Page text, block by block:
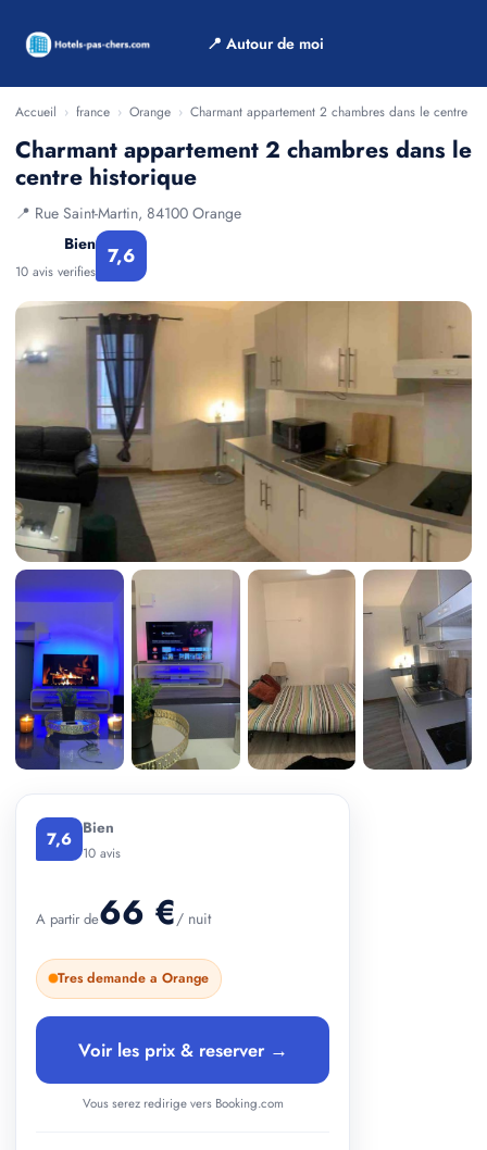
📍 Autour de moi
Accueil › france › Orange › Charmant appartement 2 chambres dans le centre
Charmant appartement 2 chambres dans le
centre historique
📍 Rue Saint-Martin, 84100 Orange
Bien
10 avis verifies
7,6
7,6 Bien
10 avis
A partir de66 €/ nuit
Tres demande a Orange
Voir les prix & reserver →
Vous serez redirige vers Booking.com